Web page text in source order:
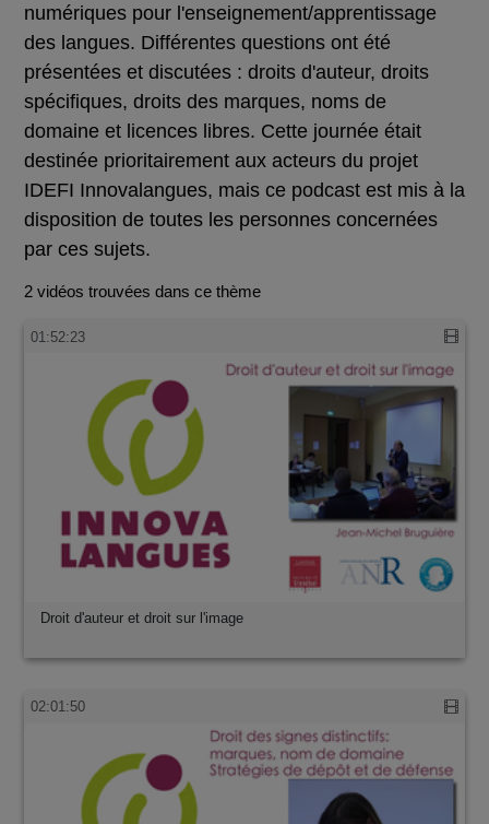
numériques pour l'enseignement/apprentissage
des langues. Différentes questions ont été
présentées et discutées : droits d'auteur, droits
spécifiques, droits des marques, noms de
domaine et licences libres. Cette journée était
destinée prioritairement aux acteurs du projet
IDEFI Innovalangues, mais ce podcast est mis à la
disposition de toutes les personnes concernées
par ces sujets.
2 vidéos trouvées dans ce thème
01:52:23
Droit d'auteur et droit sur l'image
02:01:50